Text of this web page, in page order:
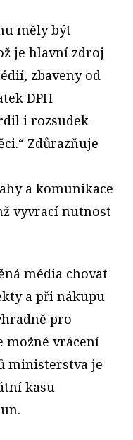
měly být
je hlavní zdroj
zbaveny od
DPH
i rozsudek
Zdůrazňuje
a komunikace
vyvrací nutnost
média chovat
a při nákupu
pro
možné vrácení
ministerstva je
kasu